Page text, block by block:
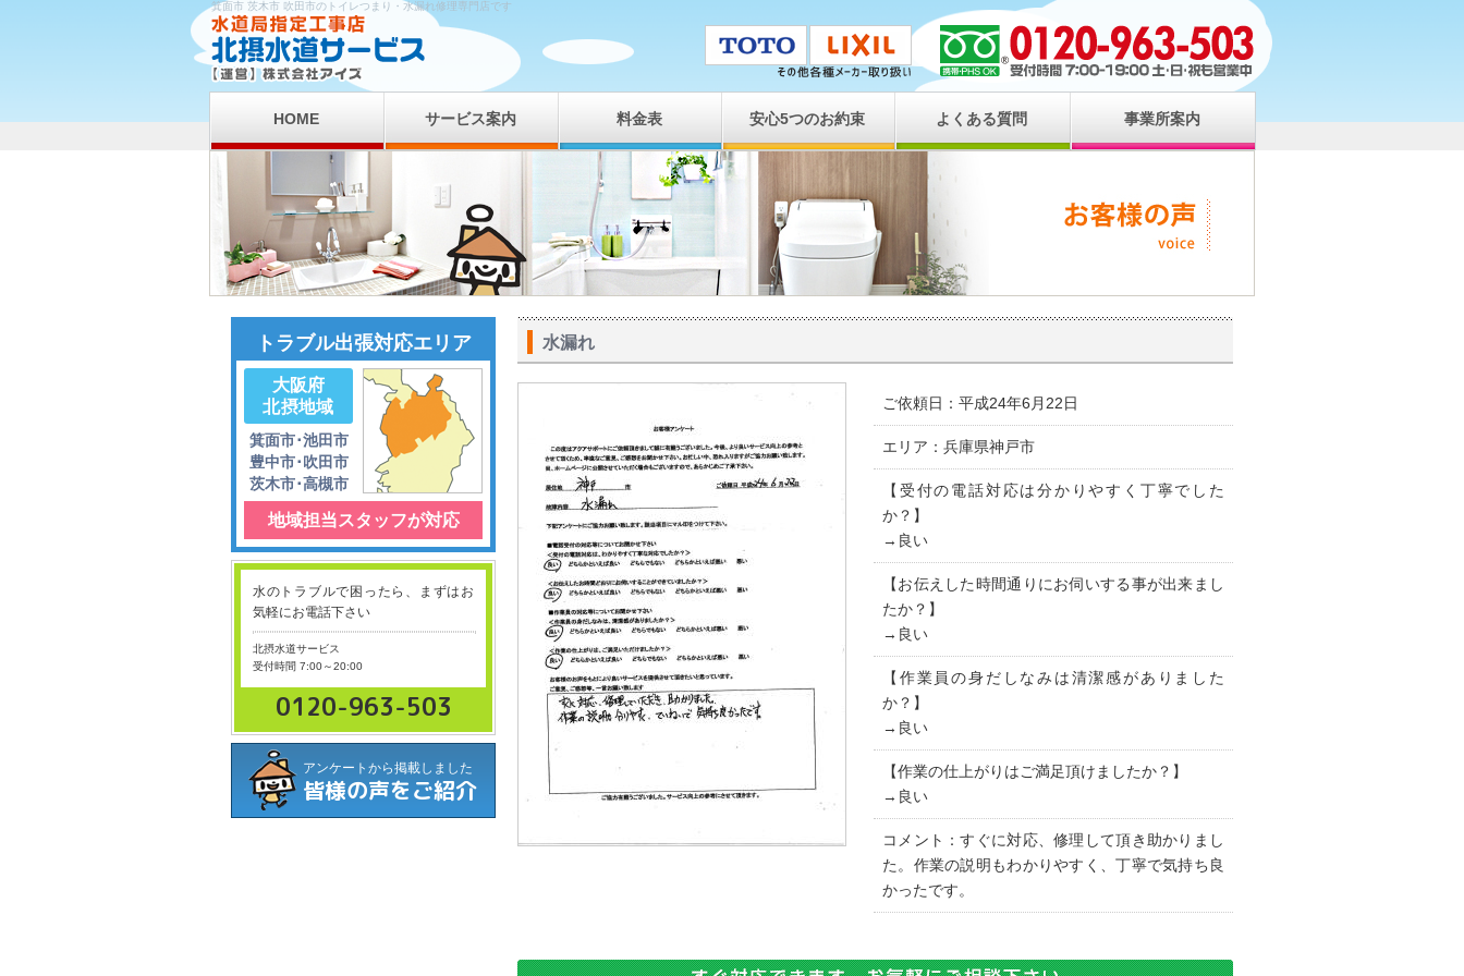
箕面市 茨木市 吹田市のトイレつまり・水漏れ修理専門店です
HOME サービス案内 料金表 安心5つのお約束 よくある質問 事業所案内
トラブル出張対応エリア
大阪府
北摂地域
箕面市･池田市
豊中市･吹田市
茨木市･高槻市
地域担当スタッフが対応
水のトラブルで困ったら、まずはお
気軽にお電話下さい
北摂水道サービス
受付時間 7:00～20:00
0120-963-503
アンケートから掲載しました
皆様の声をご紹介
水漏れ
ご依頼日：平成24年6月22日
エリア：兵庫県神戸市
【受付の電話対応は分かりやすく丁寧でした
か？】
→良い
【お伝えした時間通りにお伺いする事が出来まし
たか？】
→良い
【作業員の身だしなみは清潔感がありました
か？】
→良い
【作業の仕上がりはご満足頂けましたか？】
→良い
コメント：すぐに対応、修理して頂き助かりまし
た。作業の説明もわかりやすく、丁寧で気持ち良
かったです。